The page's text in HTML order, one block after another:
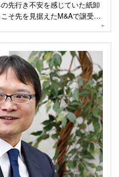
先行き不安を感じていた紙卸
そ先を見据えたM&Aで譲受け